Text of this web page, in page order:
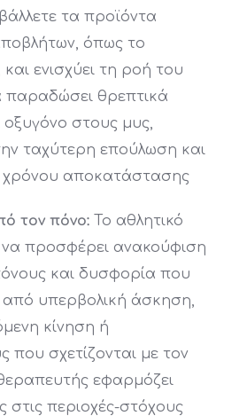
τα προϊόντα
όπως το
ενισχύει τη ροή του
παραδώσει θρεπτικά
οξυγόνο στους μυς,
ταχύτερη επούλωση και
χρόνου αποκατάστασης
τον πόνο:Το αθλητικό
προσφέρει ανακούφιση
και δυσφορία που
από υπερβολική άσκηση,
κίνηση ή
που σχετίζονται με τον
εφαρμόζει
στις περιοχές-στόχους